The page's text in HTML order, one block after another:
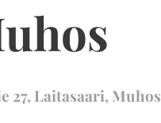
27, Laitasaari, Muhos